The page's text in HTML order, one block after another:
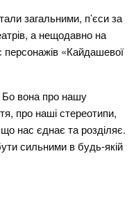
загальними, п’єси за
а нещодавно на
персонажів «Кайдашевої
вона про нашу
про наші стереотипи,
нас єднає та розділяє.
сильними в будь-якій